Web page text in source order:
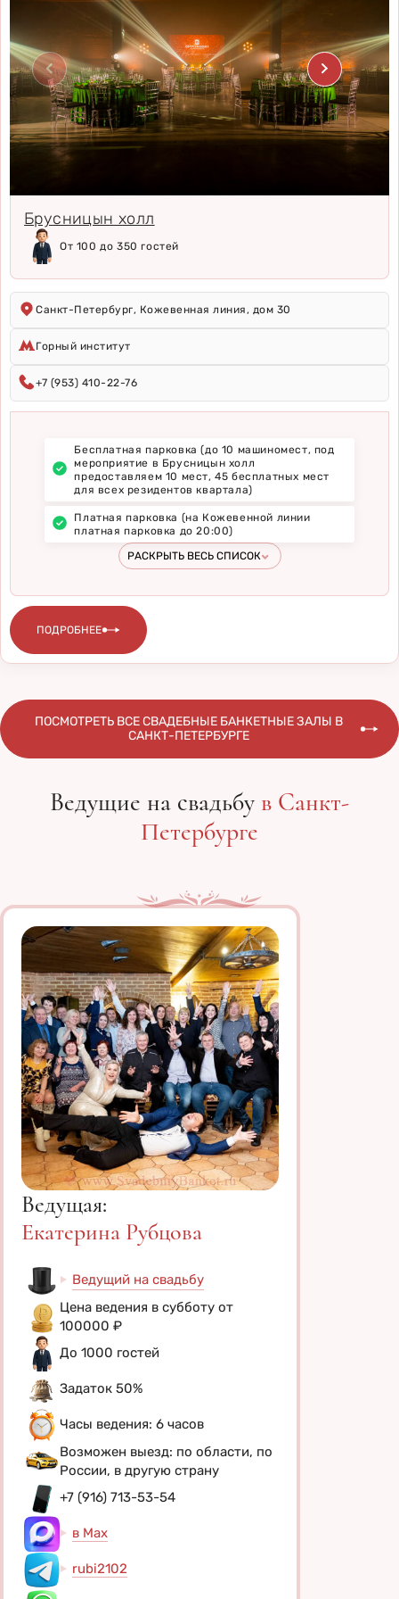
Брусницын холл
От 100 до 350 гостей
Санкт-Петербург, Кожевенная линия, дом 30
Горный институт
+7 (953) 410-22-76
Бесплатная парковка (до 10 машиномест, под
мероприятие в Брусницын холл
предоставляем 10 мест, 45 бесплатных мест
для всех резидентов квартала)
Платная парковка (на Кожевенной линии
платная парковка до 20:00)
РАСКРЫТЬ ВЕСЬ СПИСОК
ПОДРОБНЕЕ
ПОСМОТРЕТЬ ВСЕ СВАДЕБНЫЕ БАНКЕТНЫЕ ЗАЛЫ В
САНКТ-ПЕТЕРБУРГЕ
Ведущие на свадьбу в Санкт-
Петербурге
Ведущая:
Екатерина Рубцова
Ведущий на свадьбу
Цена ведения в субботу от
100000 ₽
До 1000 гостей
Задаток 50%
Часы ведения: 6 часов
Возможен выезд: по области, по
России, в другую страну
+7 (916) 713-53-54
в Max
rubi2102